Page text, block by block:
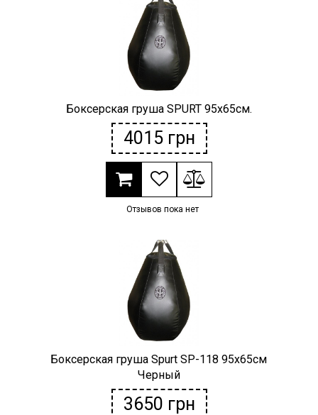
Боксерская груша SPURT 95х65см.
4015грн
Отзывов пока нет
Боксерская груша Spurt SP-118 95х65см
Черный
3650 грн